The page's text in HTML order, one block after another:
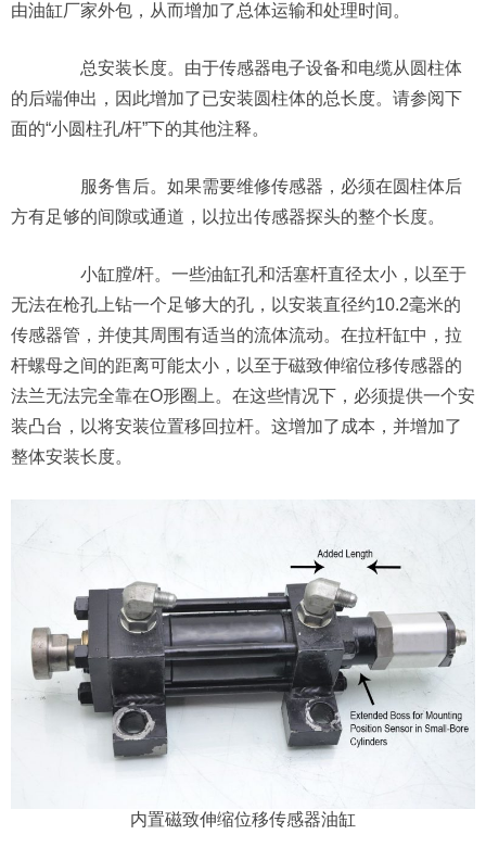
由油缸厂家外包，从而增加了总体运输和处理时间。
总安装长度。由于传感器电子设备和电缆从圆柱体
的后端伸出，因此增加了已安装圆柱体的总长度。请参阅下
面的“小圆柱孔/杆”下的其他注释。
服务售后。如果需要维修传感器，必须在圆柱体后
方有足够的间隙或通道，以拉出传感器探头的整个长度。
小缸膛/杆。一些油缸孔和活塞杆直径太小，以至于
无法在枪孔上钻一个足够大的孔，以安装直径约10.2毫米的
传感器管，并使其周围有适当的流体流动。在拉杆缸中，拉
杆螺母之间的距离可能太小，以至于磁致伸缩位移传感器的
法兰无法完全靠在O形圈上。在这些情况下，必须提供一个安
装凸台，以将安装位置移回拉杆。这增加了成本，并增加了
整体安装长度。
内置磁致伸缩位移传感器油缸